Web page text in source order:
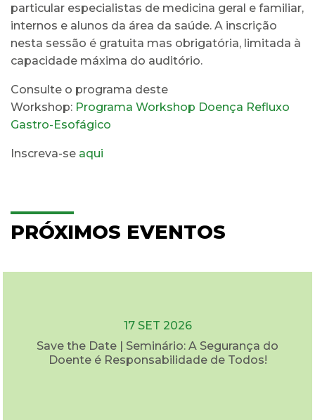
particular especialistas de medicina geral e familiar,
internos e alunos da área da saúde. A inscrição
nesta sessão é gratuita mas obrigatória, limitada à
capacidade máxima do auditório.
Consulte o programa deste
Workshop: Programa Workshop Doença Refluxo
Gastro-Esofágico
Inscreva-se aqui
PRÓXIMOS EVENTOS
17 SET 2026
Save the Date | Seminário: A Segurança do
Doente é Responsabilidade de Todos!